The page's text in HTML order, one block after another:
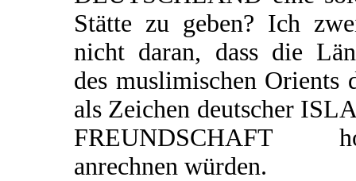
Stätte zu geben? Ich
nicht daran, dass die
des muslimischen Orients
als Zeichen deutscher
FREUNDSCHAFT
anrechnen würden.